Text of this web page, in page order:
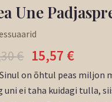
Une
€
Algne
oli:
17,30 €.
15,57 €
hind
15,57 €.
on õhtul peas miljon
uni ei taha kuidagi tulla,